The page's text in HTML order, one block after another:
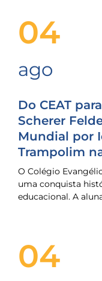
04
ago
Do CEAT
Scherer
Mundial por
Trampolim
O Colégio
uma conquista
educacional. A
04